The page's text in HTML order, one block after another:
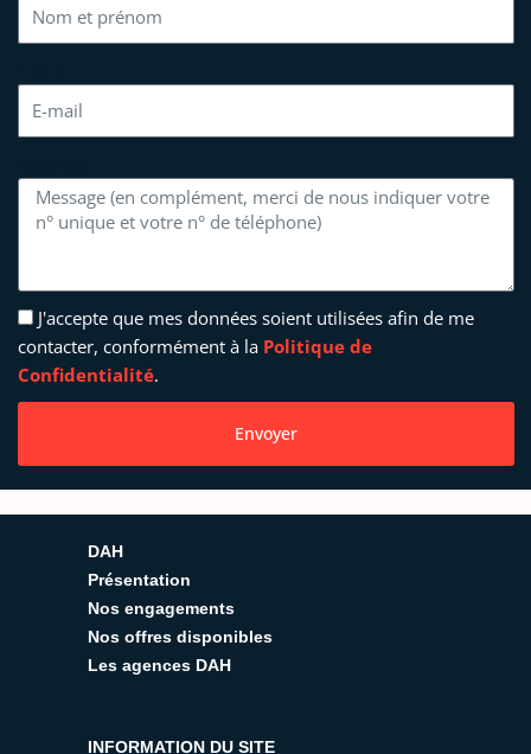
J'accepte que mes données soient utilisées afin de me
contacter, conformément à la Politique de
Confidentialité.
Envoyer
DAH
Présentation
Nos engagements
Nos offres disponibles
Les agences DAH
INFORMATION DU SITE